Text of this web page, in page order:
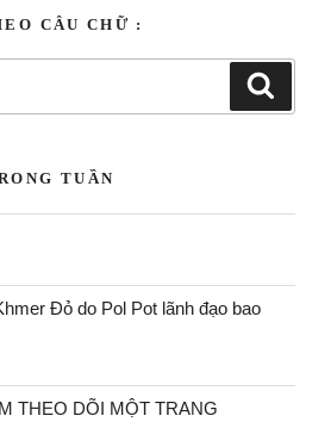
CÂU CHỮ :
TUẦN
Đỏ do Pol Pot lãnh đạo bao
THEO DÕI MỘT TRANG